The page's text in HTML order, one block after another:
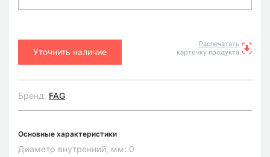
Уточнить наличие
Распечатать
карточку продукта
Бренд: FAG
Основные характеристики
Диаметр внутренний, мм: 0